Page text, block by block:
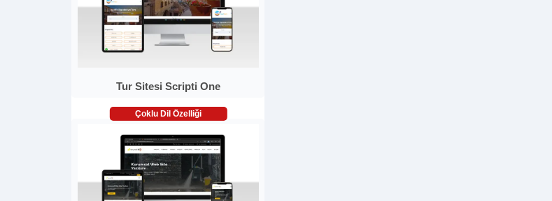
Tur Sitesi Scripti One
Çoklu Dil Özelliği